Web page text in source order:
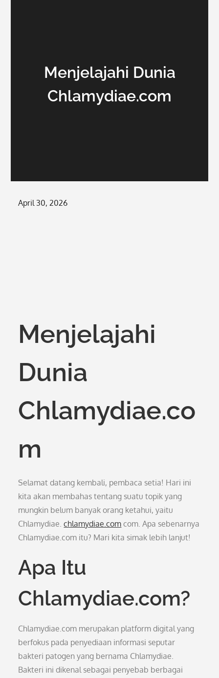
Menjelajahi Dunia
Chlamydiae.com
Posted
April 30, 2026
Menjelajahi
Dunia
Chlamydiae.co
m
Selamat datang kembali, pembaca setia! Hari ini
kita akan membahas tentang suatu topik yang
mungkin belum banyak orang ketahui, yaitu
Chlamydiae.chlamydiae.com com. Apa sebenarnya
Chlamydiae.com itu? Mari kita simak lebih lanjut!
Apa Itu
Chlamydiae.com?
Chlamydiae.com merupakan platform digital yang
berfokus pada penyediaan informasi seputar
bakteri patogen yang bernama Chlamydiae.
Bakteri ini dikenal sebagai penyebab berbagai